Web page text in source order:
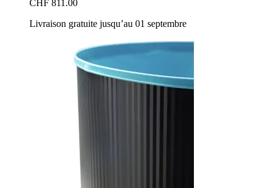
CHF 811.00
Livraison gratuite jusqu’au 01 septembre